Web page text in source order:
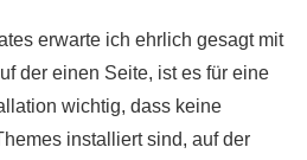
erwarte ich ehrlich gesagt mit
der einen Seite, ist es für eine
wichtig, dass keine
installiert sind, auf der